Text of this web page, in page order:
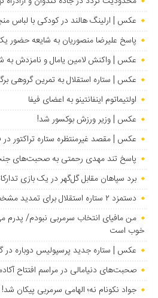
عکس | ارلینگ هالند در کودکی با لباس
پاسخ علیرضا منصوریان به شایعه حضور
عکس | واکنش لامین یامال و نامزدش به
عکس | ستاره استقلال به تمرین گروهی
اولتیماتوم اینفانتینو به اعضای فیفا
عکس | وزیر ورزش بوکسور شد!
عکس | مقصد غیرمنتظره ستاره تراکتور در
پاسخ تند مهدی رحمتی به صحبت‌های
برد سپاهان مقابل گل‌گهر در یک بازی
دستمزد ۲ ستاره استقلال برای تمدید مشخص شد
من مافیای انتخاب سرمربی نبودم/ پدرم
خوب است
عکس | ستاره جدید پرسپولیس دوباره در
صحبت‌های دنیامالی در مراسم افتتاح
جواد نکونام نه؛ الهامی سرمربی پیکان شد!